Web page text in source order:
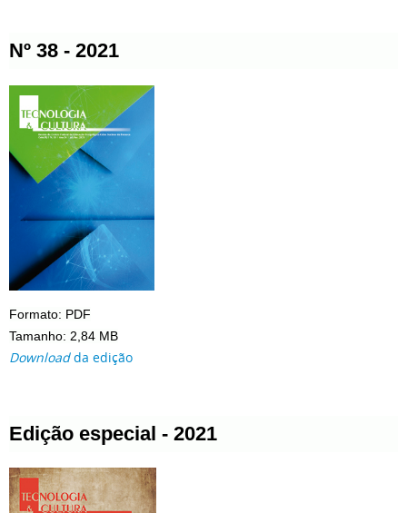
Nº 38 - 2021
Formato: PDF
Tamanho: 2,84 MB
Downloadda edição
Edição especial - 2021